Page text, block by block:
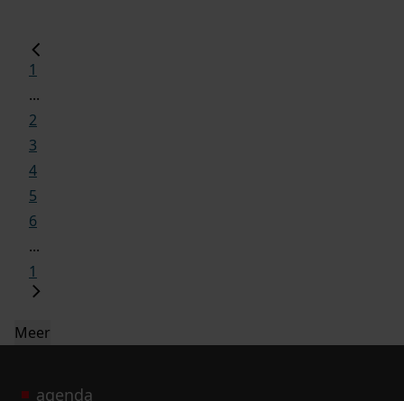
1
...
2
3
4
5
6
...
1
Meer
agenda